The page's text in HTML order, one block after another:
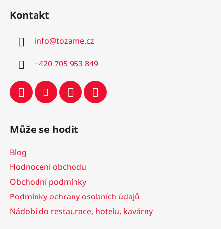
Kontakt
info@tozame.cz
+420 705 953 849
Může se hodit
Blog
Hodnocení obchodu
Obchodní podmínky
Podmínky ochrany osobních údajů
Nádobí do restaurace, hotelu, kavárny